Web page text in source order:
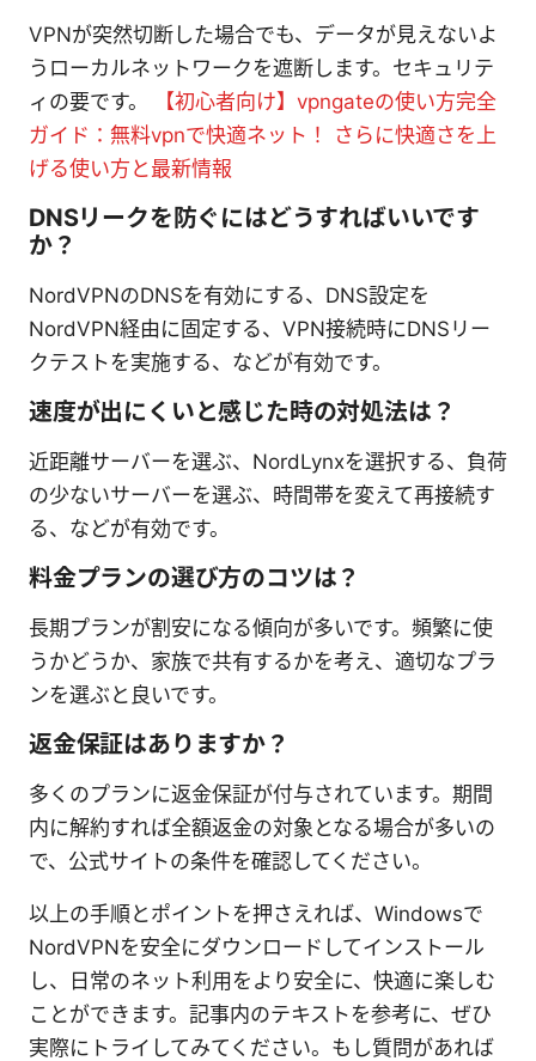
VPNが突然切断した場合でも、データが見えないよ
うローカルネットワークを遮断します。セキュリテ
ィの要です。
【初心者向け】vpngateの使い方完全
ガイド：無料vpnで快適ネット！ さらに快適さを上
げる使い方と最新情報
DNSリークを防ぐにはどうすればいいです
か？
NordVPNのDNSを有効にする、DNS設定を
NordVPN経由に固定する、VPN接続時にDNSリー
クテストを実施する、などが有効です。
速度が出にくいと感じた時の対処法は？
近距離サーバーを選ぶ、NordLynxを選択する、負荷
の少ないサーバーを選ぶ、時間帯を変えて再接続す
る、などが有効です。
料金プランの選び方のコツは？
長期プランが割安になる傾向が多いです。頻繁に使
うかどうか、家族で共有するかを考え、適切なプラ
ンを選ぶと良いです。
返金保証はありますか？
多くのプランに返金保証が付与されています。期間
内に解約すれば全額返金の対象となる場合が多いの
で、公式サイトの条件を確認してください。
以上の手順とポイントを押さえれば、Windowsで
NordVPNを安全にダウンロードしてインストール
し、日常のネット利用をより安全に、快適に楽しむ
ことができます。記事内のテキストを参考に、ぜひ
実際にトライしてみてください。もし質問があれば